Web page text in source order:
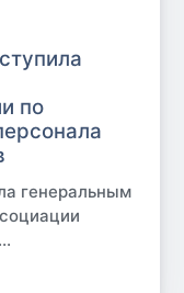
по
генеральным